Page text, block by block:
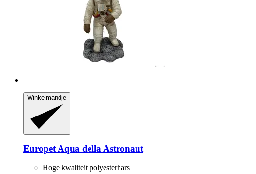
Winkelmandje
EuropetAqua della Astronaut
Hoge kwaliteit polyesterhars